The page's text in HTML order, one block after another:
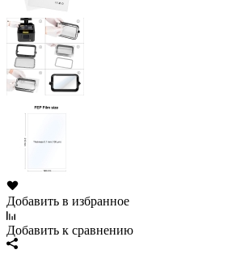
Добавить в избранное
Добавить к сравнению